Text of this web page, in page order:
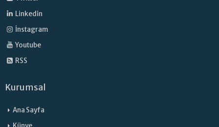
Linkedin
İnstagram
Youtube
RSS
Kurumsal
Ana Sayfa